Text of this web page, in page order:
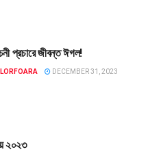
প্রচারে জীবন্ত ঈগল!
DECEMBER 31, 2023
২০২৩